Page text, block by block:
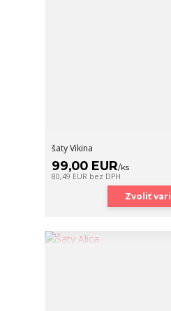
šaty Vikina
99,00 EUR/ks
80,49 EUR bez DPH
Zvoliť